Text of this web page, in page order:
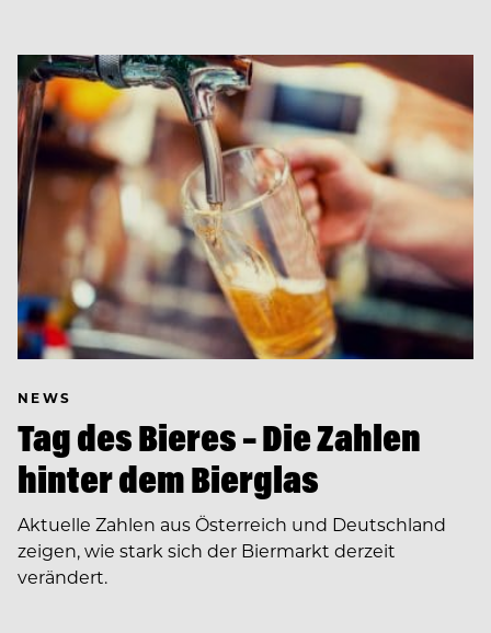
NEWS
Tag des Bieres – Die Zahlen
hinter dem Bierglas
Aktuelle Zahlen aus Österreich und Deutschland
zeigen, wie stark sich der Biermarkt derzeit
verändert.